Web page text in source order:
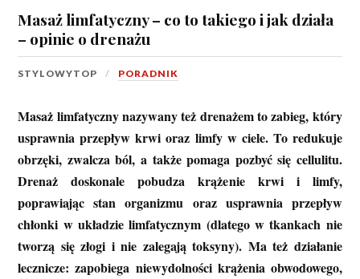
Masaż limfatyczny – co to takiego i jak działa
– opinie o drenażu
STYLOWYTOP PORADNIK
Masaż limfatyczny nazywany też drenażem to zabieg, który
usprawnia przepływ krwi oraz limfy w ciele. To redukuje
obrzęki, zwalcza ból, a także pomaga pozbyć się cellulitu.
Drenaż doskonale pobudza krążenie krwi i limfy,
poprawiając stan organizmu oraz usprawnia przepływ
chłonki w układzie limfatycznym (dlatego w tkankach nie
tworzą się złogi i nie zalegają toksyny). Ma też działanie
lecznicze: zapobiega niewydolności krążenia obwodowego,